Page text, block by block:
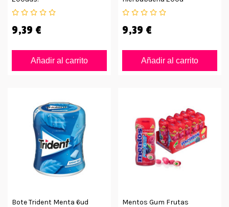
9,39 €
Añadir al carrito
9,39 €
Añadir al carrito
Bote Trident Menta 6ud
Mentos Gum Frutas